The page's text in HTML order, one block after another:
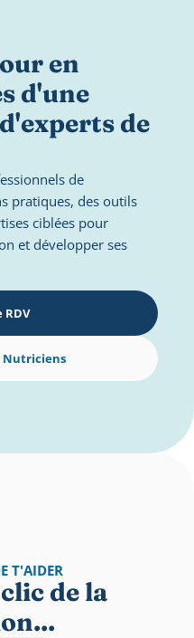
en
d'une
de
de
pratiques, des outils
ciblées pour
et développer ses
RDV
Nutriciens
T'AIDER
de la